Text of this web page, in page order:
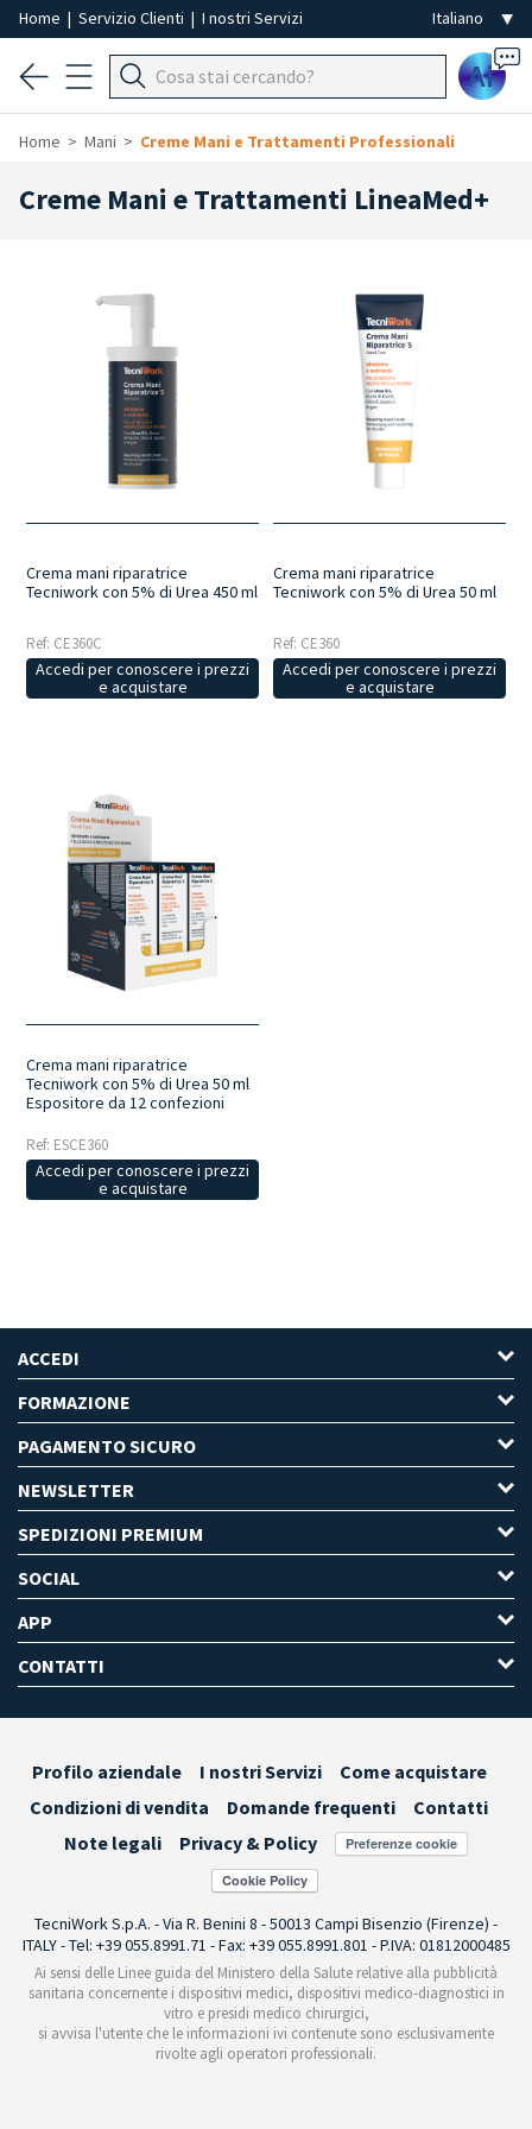
Home | Servizio Clienti | I nostri Servizi
Ai
Home Mani Creme Mani e Trattamenti Professionali
Creme Mani e Trattamenti LineaMed+
Crema mani riparatrice
Tecniwork con 5% di Urea 450 ml
Ref: CE360C
Accedi per conoscere i prezzi
e acquistare
Crema mani riparatrice
Tecniwork con 5% di Urea 50 ml
Ref: CE360
Accedi per conoscere i prezzi
e acquistare
Crema mani riparatrice
Tecniwork con 5% di Urea 50 ml
Espositore da 12 confezioni
Ref: ESCE360
Accedi per conoscere i prezzi
e acquistare
ACCEDI
FORMAZIONE
PAGAMENTO SICURO
NEWSLETTER
SPEDIZIONI PREMIUM
SOCIAL
APP
CONTATTI
Profilo aziendale I nostri Servizi
Come acquistare
Condizioni di vendita
Domande frequenti
Contatti
Note legali
Privacy & Policy Preferenze cookie
TecniWork S.p.A. - Via R. Benini 8 - 50013 Campi Bisenzio (Firenze) -
ITALY - Tel: +39 055.8991.71 - Fax: +39 055.8991.801 - P.IVA: 01812000485
Ai sensi delle Linee guida del Ministero della Salute relative alla pubblicità
sanitaria concernente i dispositivi medici, dispositivi medico-diagnostici in
vitro e presidi medico chirurgici,
si avvisa l'utente che le informazioni ivi contenute sono esclusivamente
rivolte agli operatori professionali.